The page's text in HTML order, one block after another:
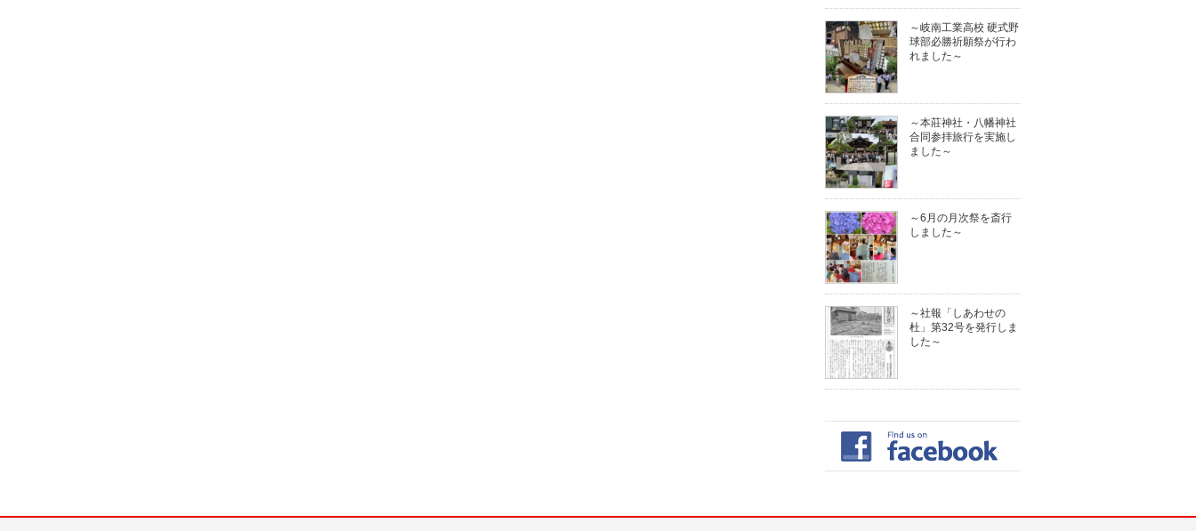
～岐南工業高校 硬式野
球部必勝祈願祭が行わ
れました～
～本莊神社・八幡神社
合同参拝旅行を実施し
ました～
～6月の月次祭を斎行
しました～
～社報「しあわせの
杜」第32号を発行しま
した～